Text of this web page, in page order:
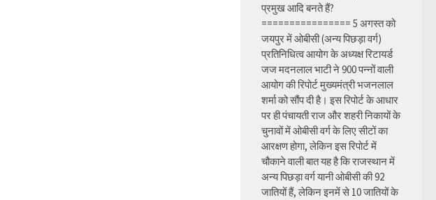
प्रमुख आदि बनते हैं?
================ 5 अगस्त को
जयपुर में ओबीसी (अन्य पिछड़ा वर्ग)
प्रतिनिधित्व आयोग के अध्यक्ष रिटायर्ड
जज मदनलाल भाटी ने 900 पन्नों वाली
आयोग की रिपोर्ट मुख्यमंत्री भजनलाल
शर्मा को सौंप दी है। इस रिपोर्ट के आधार
पर ही पंचायती राज और शहरी निकायों के
चुनावों में ओबीसी वर्ग के लिए सीटों का
आरक्षण होगा, लेकिन इस रिपोर्ट में
चौकाने वाली बात यह है कि राजस्थान में
अन्य पिछड़ा वर्ग यानी ओबीसी की 92
जातियों हैं, लेकिन इनमें से 10 जातियों के